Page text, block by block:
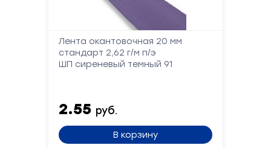
Лента окантовочная 20 мм
стандарт 2,62 г/м п/э
ШП сиреневый темный 91
2.55 руб.
В корзину
Форма
Заполните
форму,